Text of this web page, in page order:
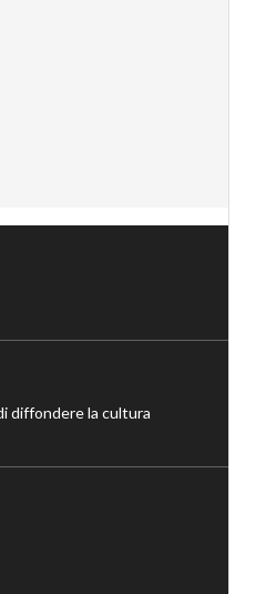
diffondere la cultura